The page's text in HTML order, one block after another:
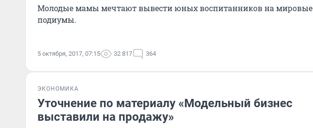
Молодые мамы мечтают вывести юных воспитанников на мировые
подиумы.
5 октября, 2017, 07:15 32 817 364
ЭКОНОМИКА
Уточнение по материалу «Модельный бизнес
выставили на продажу»